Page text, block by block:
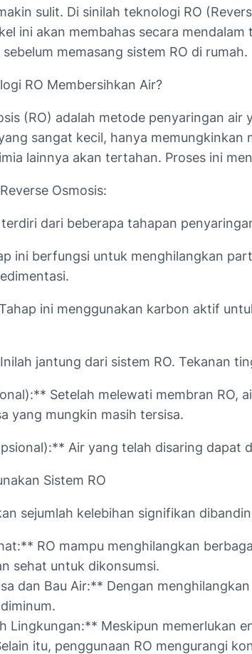
sulit. Di sinilah teknologi RO
ini akan membahas secara
memasang sistem RO di rumah.
RO Membersihkan Air?
(RO) adalah metode penyaringan
sangat kecil, hanya
lainnya akan tertahan. Proses ini
Osmosis:
dari beberapa tahapan
ini berfungsi untuk menghilangkan
ini menggunakan karbon aktif
jantung dari sistem RO. Tekanan
Setelah melewati membran RO,
yang mungkin masih tersisa.
Air yang telah disaring
Sistem RO
sejumlah kelebihan signifikan
RO mampu menghilangkan
sehat untuk dikonsumsi.
dan Bau Air:** Dengan
Lingkungan:** Meskipun memerlukan
itu, penggunaan RO mengurangi